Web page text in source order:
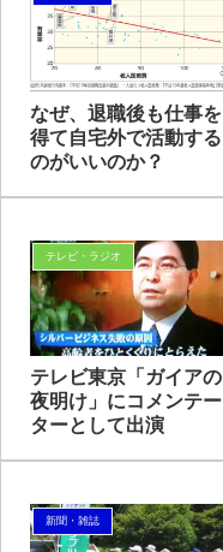
なぜ、退職後も仕事を
得て自宅外で活動する
のがいいのか？
テレビ・ラジオ
テレビ東京「ガイアの
夜明け」にコメンテー
ターとして出演
新聞・雑誌